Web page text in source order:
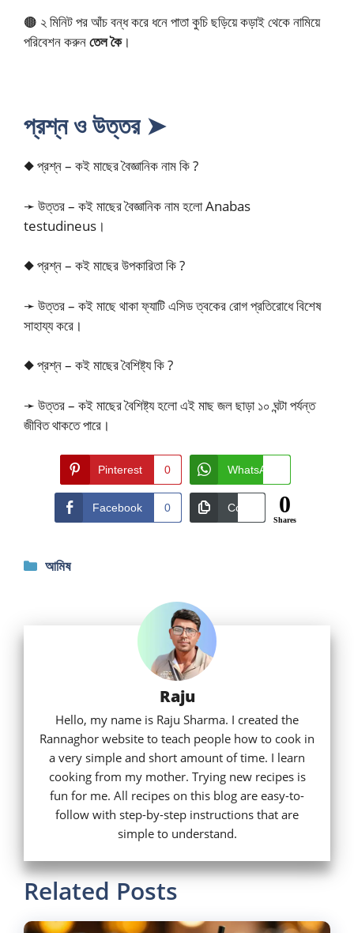
🟤 ২ মিনিট পর আঁচ বন্ধ করে ধনে পাতা কুচি ছড়িয়ে কড়াই থেকে নামিয়ে
পরিবেশন করুনতেল কৈ।
প্রশ্ন ও উত্তর ➤
◆ প্রশ্ন – কই মাছের বৈজ্ঞানিক নাম কি ?
➛ উত্তর – কই মাছের বৈজ্ঞানিক নাম হলো Anabas
testudineus।
◆ প্রশ্ন – কই মাছের উপকারিতা কি ?
➛ উত্তর – কই মাছে থাকা ফ্যাটি এসিড ত্বকের রোগ প্রতিরোধে বিশেষ
সাহায্য করে।
◆ প্রশ্ন – কই মাছের বৈশিষ্ট্য কি ?
➛ উত্তর – কই মাছের বৈশিষ্ট্য হলো এই মাছ জল ছাড়া ১০ ঘন্টা পর্যন্ত
জীবিত থাকতে পারে।
Pinterest 0 WhatsApp
Facebook 0 Copy 0
Shares
Categories
আমিষ
Raju
Hello, my name is Raju Sharma. I created the
Rannaghor website to teach people how to cook in
a very simple and short amount of time. I learn
cooking from my mother. Trying new recipes is
fun for me. All recipes on this blog are easy-to-
follow with step-by-step instructions that are
simple to understand.
Related Posts